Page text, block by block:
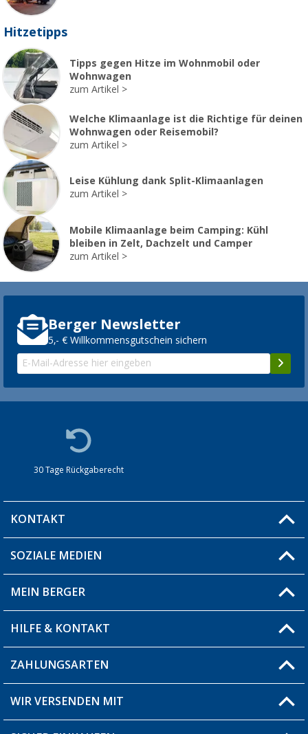
Hitzetipps
Tipps gegen Hitze im Wohnmobil oder
Wohnwagen
zum Artikel
Welche Klimaanlage ist die Richtige für deinen
Wohnwagen oder Reisemobil?
zum Artikel
Leise Kühlung dank Split-Klimaanlagen
zum Artikel
Mobile Klimaanlage beim Camping: Kühl
bleiben in Zelt, Dachzelt und Camper
zum Artikel
Berger Newsletter
5,- € Willkommensgutschein sichern
30 Tage Rückgaberecht
KONTAKT
Du hast eine Frage?
Filiale finden
SOZIALE MEDIEN
MEIN BERGER
Blog
Produkttester
Über uns
HILFE & KONTAKT
Fragen & Antworten / FAQ
Versandinformationen
ZAHLUNGSARTEN
WIR VERSENDEN MIT